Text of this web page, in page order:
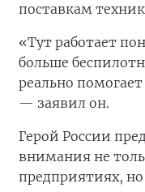
поставкам
«Тут работает
больше
реально
— заявил он.
Герой России
внимания не
предприятиях,